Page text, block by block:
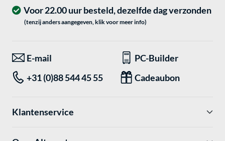
Voor 22.00 uur besteld, dezelfde dag verzonden
(tenzij anders aangegeven, klik voor meer info)
E-mail
PC-Builder
+31 (0)88 544 45 55
Cadeaubon
Klantenservice